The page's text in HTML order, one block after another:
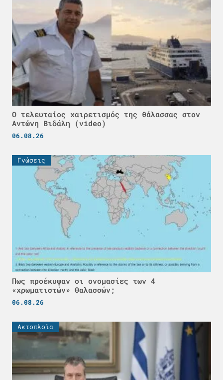
Ο τελευταίος χαιρετισμός της θάλασσας στον
Αντώνη Βιδάλη (video)
06.08.26
Γνώσεις
Πως προέκυψαν οι ονομασίες των 4
«χρωματιστών» Θαλασσών;
06.08.26
Ακτοπλοϊα